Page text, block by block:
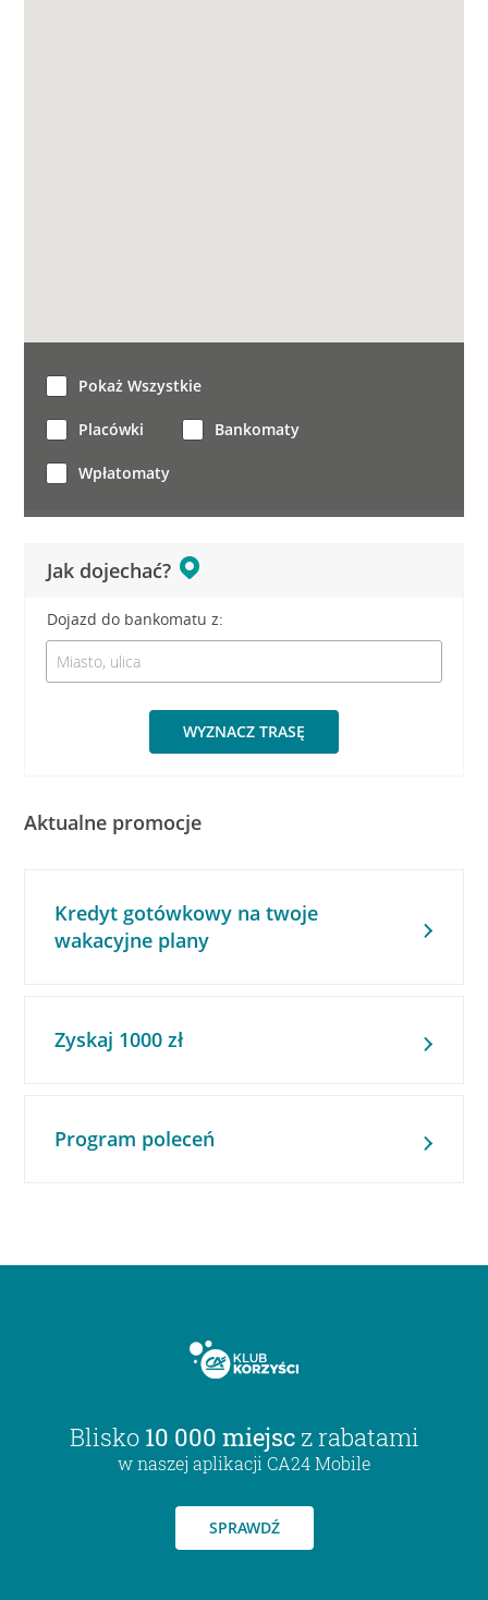
Jak dojechać?
Dojazd do bankomatu z:
WYZNACZ TRASĘ
Pokaż Wszystkie
Placówki Bankomaty
Wpłatomaty
Aktualne promocje
Kredyt gotówkowy na twoje
wakacyjne plany
Zyskaj 1000 zł
Program poleceń
Blisko 10 000 miejsc z rabatami
w naszej aplikacji CA24 Mobile
SPRAWDŹ